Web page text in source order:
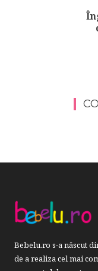
Bebelu.ro s-a născut
de a realiza cel mai